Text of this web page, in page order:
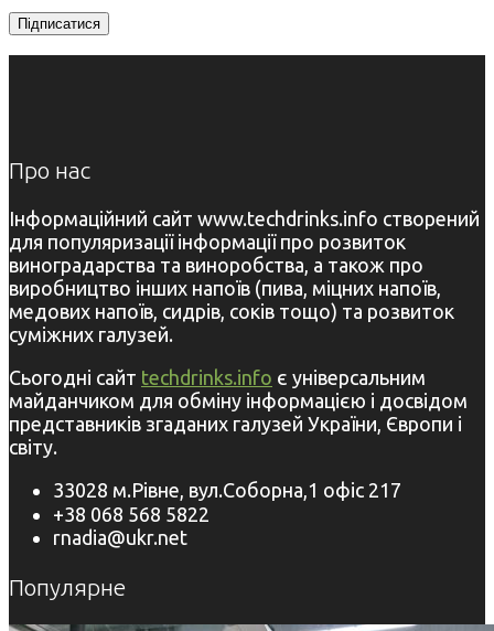
Про нас
Інформаційний сайт www.techdrinks.info створений
для популяризації інформації про розвиток
виноградарства та виноробства, а також про
виробництво інших напоїв (пива, міцних напоїв,
медових напоїв, сидрів, соків тощо) та розвиток
суміжних галузей.
Сьогодні сайт techdrinks.info є універсальним
майданчиком для обміну інформацією і досвідом
представників згаданих галузей України, Європи і
світу.
33028 м.Рівне, вул.Соборна,1 офіс 217
+38 068 568 5822
rnadia@ukr.net
Популярне